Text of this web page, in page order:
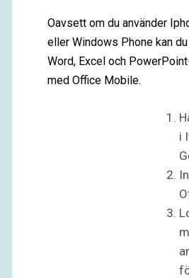
Oavsett om du använder
eller Windows Phone kan
Word, Excel och
med Office Mobile.
i